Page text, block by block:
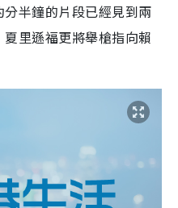
半鐘的片段已經見到兩
里遜福更將舉槍指向賴